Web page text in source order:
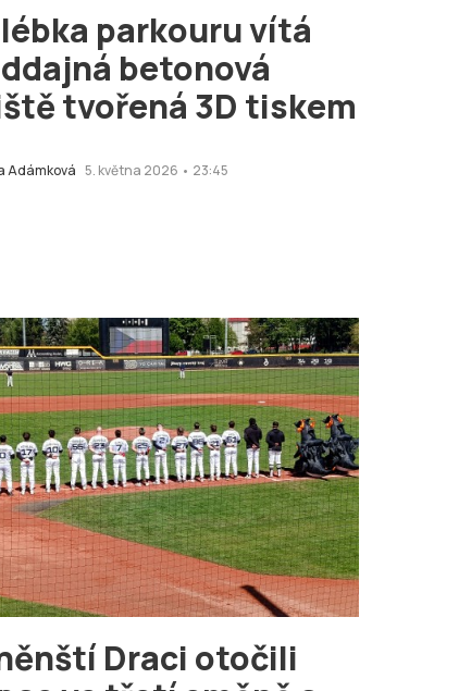
parkouru vítá
betonová
tvořená 3D tiskem
Adámková 5. května 2026 • 23:45
Draci otočili